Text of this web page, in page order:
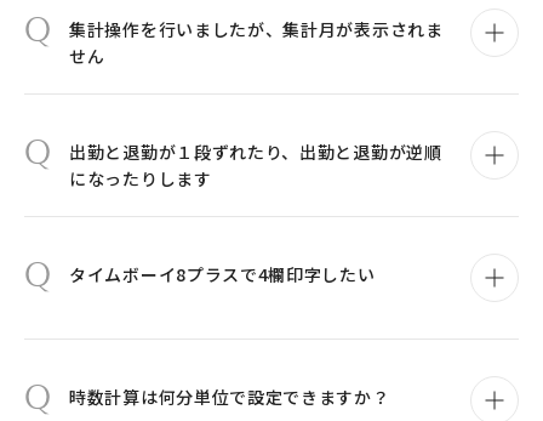
Q
集計操作を行いましたが、集計月が表示されま
せん
Q
出勤と退勤が１段ずれたり、出勤と退勤が逆順
になったりします
Q タイムボーイ8プラスで4欄印字したい
Q 時数計算は何分単位で設定できますか？